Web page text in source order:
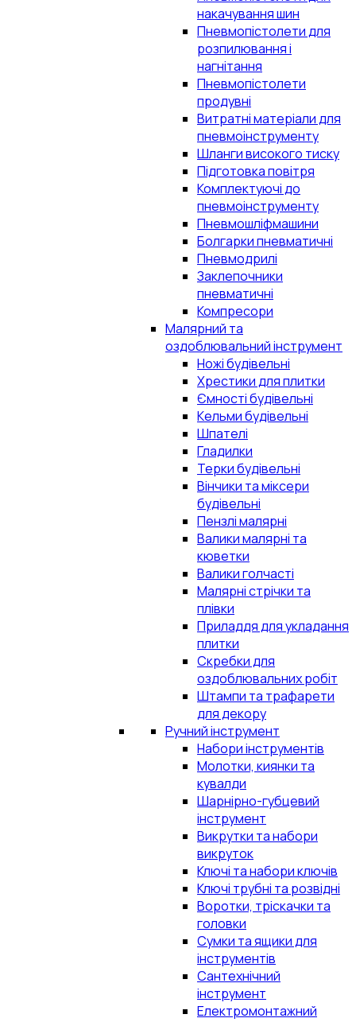
накачування шин
Пневмопістолети для
розпилювання і
нагнітання
Пневмопістолети
продувні
Витратні матеріали для
пневмоінструменту
Шланги високого тиску
Підготовка повітря
Комплектуючі до
пневмоінструменту
Пневмошліфмашини
Болгарки пневматичні
Пневмодрилі
Заклепочники
пневматичні
Компресори
Малярний та
оздоблювальний інструмент
Ножі будівельні
Хрестики для плитки
Ємності будівельні
Кельми будівельні
Шпателі
Гладилки
Терки будівельні
Вінчики та міксери
будівельні
Пензлі малярні
Валики малярні та
кюветки
Валики голчасті
Малярні стрічки та
плівки
Приладдя для укладання
плитки
Скребки для
оздоблювальних робіт
Штампи та трафарети
для декору
Ручний інструмент
Набори інструментів
Молотки, киянки та
кувалди
Шарнірно-губцевий
інструмент
Викрутки та набори
викруток
Ключі та набори ключів
Ключі трубні та розвідні
Воротки, тріскачки та
головки
Сумки та ящики для
інструментів
Сантехнічний
інструмент
Електромонтажний